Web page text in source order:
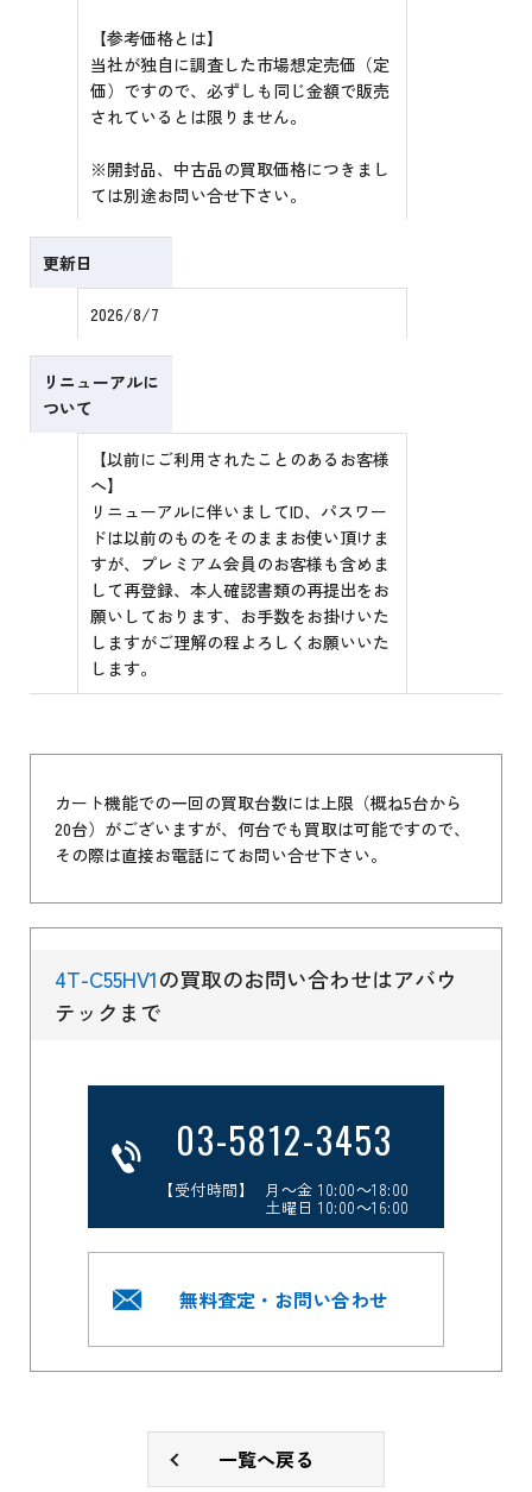
【参考価格とは】
当社が独自に調査した市場想定売価（定
価）ですので、必ずしも同じ金額で販売
されているとは限りません。
※開封品、中古品の買取価格につきまし
ては別途お問い合せ下さい。
更新日
2026/8/7
リニューアルに
ついて
【以前にご利用されたことのあるお客様
へ】
リニューアルに伴いましてID、パスワー
ドは以前のものをそのままお使い頂けま
すが、プレミアム会員のお客様も含めま
して再登録、本人確認書類の再提出をお
願いしております、お手数をお掛けいた
しますがご理解の程よろしくお願いいた
します。
カート機能での一回の買取台数には上限（概ね5台から
20台）がございますが、何台でも買取は可能ですので、
その際は直接お電話にてお問い合せ下さい。
4T-C55HV1の買取のお問い合わせはアバウ
テックまで
03-5812-3453
【受付時間】 月～金 10:00～18:00
土曜日 10:00～16:00
無料査定・お問い合わせ
一覧へ戻る